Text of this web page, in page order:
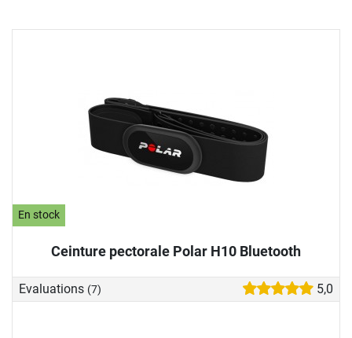
En stock
Ceinture pectorale Polar H10 Bluetooth
Evaluations (7) 5,0